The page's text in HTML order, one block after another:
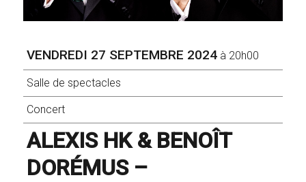
VENDREDI 27 SEPTEMBRE 2024 à 20h00
Salle de spectacles
Concert
ALEXIS HK & BENOÎT
DORÉMUS –